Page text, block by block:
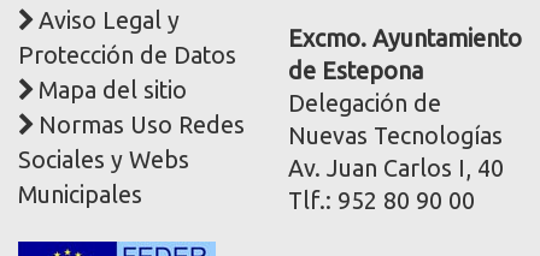
Aviso Legal y
Protección de Datos
Mapa del sitio
Normas Uso Redes
Sociales y Webs
Municipales
corporativa
Excmo. Ayuntamiento
de Estepona
Delegación de
Nuevas Tecnologías
Av. Juan Carlos I, 40
Tlf.: 952 80 90 00